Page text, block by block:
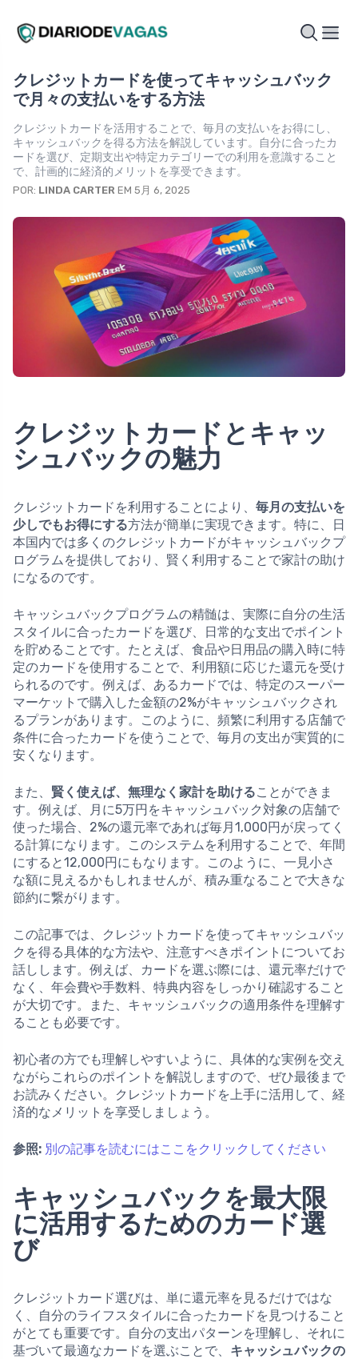
クレジットカードを使ってキャッシュバック
で月々の支払いをする方法
クレジットカードを活用することで、毎月の支払いをお得にし、
キャッシュバックを得る方法を解説しています。自分に合ったカ
ードを選び、定期支出や特定カテゴリーでの利用を意識すること
で、計画的に経済的メリットを享受できます。
POR: LINDA CARTER EM 5月 6, 2025
クレジットカードとキャッ
シュバックの魅力
クレジットカードを利用することにより、 毎月の支払いを
少しでもお得にする方法が簡単に実現できます。特に、日
本国内では多くのクレジットカードがキャッシュバックプ
ログラムを提供しており、賢く利用することで家計の助け
になるのです。
キャッシュバックプログラムの精髄は、実際に自分の生活
スタイルに合ったカードを選び、日常的な支出でポイント
を貯めることです。たとえば、食品や日用品の購入時に特
定のカードを使用することで、利用額に応じた還元を受け
られるのです。例えば、あるカードでは、特定のスーパー
マーケットで購入した金額の2%がキャッシュバックされ
るプランがあります。このように、頻繁に利用する店舗で
条件に合ったカードを使うことで、毎月の支出が実質的に
安くなります。
また、 賢く使えば、無理なく家計を助けることができま
す。例えば、月に5万円をキャッシュバック対象の店舗で
使った場合、2%の還元率であれば毎月1,000円が戻ってく
る計算になります。このシステムを利用することで、年間
にすると12,000円にもなります。このように、一見小さ
な額に見えるかもしれませんが、積み重なることで大きな
節約に繋がります。
この記事では、クレジットカードを使ってキャッシュバッ
クを得る具体的な方法や、注意すべきポイントについてお
話しします。例えば、カードを選ぶ際には、還元率だけで
なく、年会費や手数料、特典内容をしっかり確認すること
が大切です。また、キャッシュバックの適用条件を理解す
ることも必要です。
初心者の方でも理解しやすいように、具体的な実例を交え
ながらこれらのポイントを解説しますので、ぜひ最後まで
お読みください。クレジットカードを上手に活用して、経
済的なメリットを享受しましょう。
参照: 別の記事を読むにはここをクリックしてください
キャッシュバックを最大限
に活用するためのカード選
び
クレジットカード選びは、単に還元率を見るだけではな
く、自分のライフスタイルに合ったカードを見つけること
がとても重要です。自分の支出パターンを理解し、それに
基づいて最適なカードを選ぶことで、 キャッシュバックの